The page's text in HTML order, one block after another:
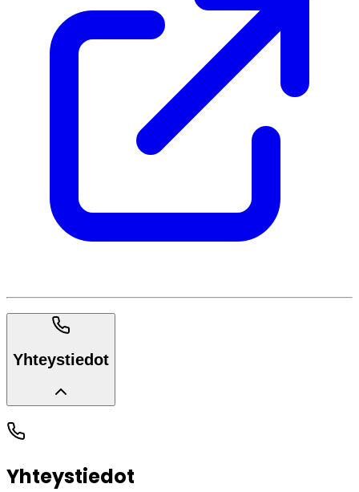
Yhteystiedot
Yhteystiedot